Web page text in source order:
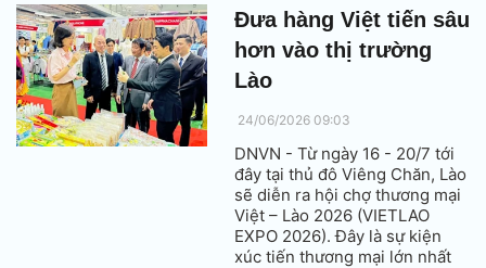
kết biên bản ghi nhớ hợp tác,
hướng tới tăng cường kết nối
thương mại, đầu tư và phát
triển chuỗi giá trị bền vững
giữa doanh nghiệp hai bên.
Đưa hàng Việt tiến sâu
hơn vào thị trường
Lào
24/06/2026 09:03
DNVN - Từ ngày 16 - 20/7 tới
đây tại thủ đô Viêng Chăn, Lào
sẽ diễn ra hội chợ thương mại
Việt – Lào 2026 (VIETLAO
EXPO 2026). Đây là sự kiện
xúc tiến thương mại lớn nhất